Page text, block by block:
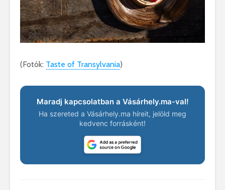
(Fotók: Taste of Transylvania)
Maradj kapcsolatban a Vásárhely.ma-val!
Ha szereted a Vásárhely.ma híreit, jelöld meg
kedvenc forrásként!